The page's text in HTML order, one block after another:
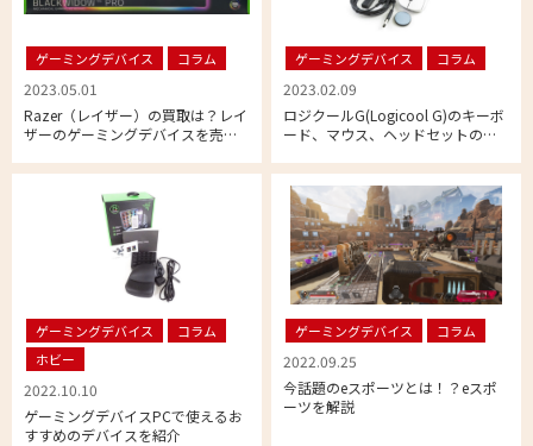
ゲーミングデバイス コラム
2023.05.01
Razer（レイザー）の買取は？レイ
ザーのゲーミングデバイスを売る
ゲーミングデバイス コラム
2023.02.09
ロジクールG(Logicool G)のキーボ
ード、マウス、ヘッドセットの買
買取ならリムーブ
ゲーミングデバイス
コラム
ホビー
2022.10.10
ゲーミングデバイスPCで使えるお
すすめのデバイスを紹介
ゲーミングデバイス コラム
2022.09.25
今話題のeスポーツとは！？eスポ
ーツを解説